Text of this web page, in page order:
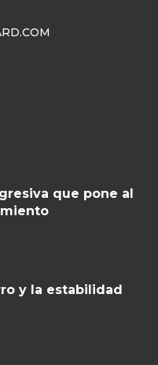
que pone al
y la estabilidad